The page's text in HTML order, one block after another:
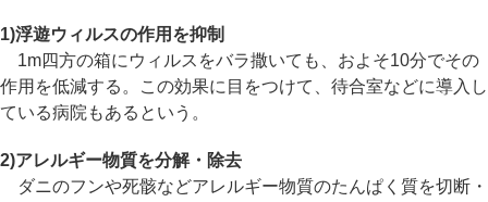
1)浮遊ウィルスの作用を抑制
1m四方の箱にウィルスをバラ撒いても、およそ10分でその
作用を低減する。この効果に目をつけて、待合室などに導入し
ている病院もあるという。
2)アレルギー物質を分解・除去
ダニのフンや死骸などアレルギー物質のたんぱく質を切断・